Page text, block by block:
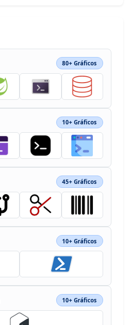
80+ Gráficos
10+ Gráficos
45+ Gráficos
10+ Gráficos
10+ Gráficos